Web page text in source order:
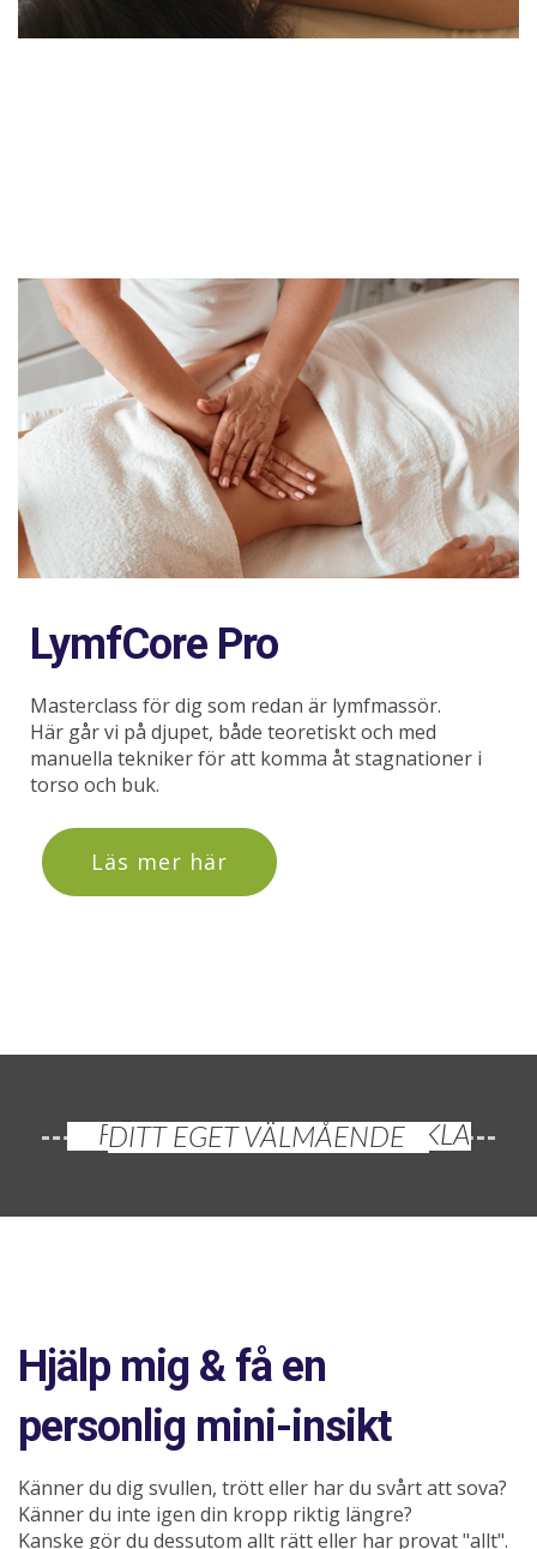
LymfCore Pro
Masterclass för dig som redan är lymfmassör.
Här går vi på djupet, både teoretiskt och med
manuella tekniker för att komma åt stagnationer i
torso och buk.
Läs mer här
FÖR DIG SOM VILL UTVECKLA DITT EGET VÄLMÅENDE
Hjälp mig & få en
personlig mini-insikt
Känner du dig svullen, trött eller har du svårt att sova?
Känner du inte igen din kropp riktig längre?
Kanske gör du dessutom allt rätt eller har provat "allt".